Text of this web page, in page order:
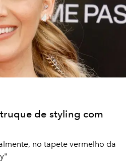
de styling com
no tapete vermelho da